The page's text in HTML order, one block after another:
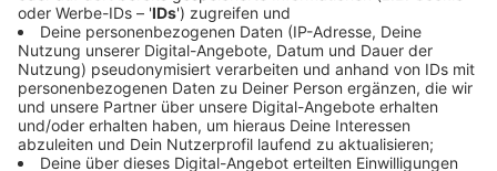
Tochter zu übernehmen. Obwohl er seine Freiheit nicht
aufgeben möchte, fällt es ihm schwer, das Kind in
fremde Hände zu geben – auch wegen seiner eigenen
schwierigen Kindheitserfahrungen.
Streaming-Dienst: HBOmax